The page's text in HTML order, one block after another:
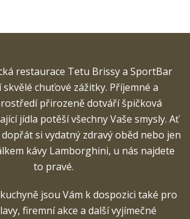
restaurace Tetu Brissy a SportBar
skvělé chuťové zážitky. Příjemné a
přirozeně dotváří špičková
jídla potěší všechny Vaše smysly. Ať
si vydatný zdravý oběd nebo jen
kávy Lamborghini, u nás najdete
to pravé.
jsou Vám k dospozici také pro
firemní akce a další vyjímečné